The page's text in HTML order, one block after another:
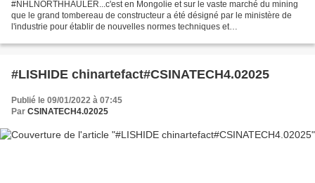
#NHLNORTHHAULER...c'est en Mongolie et sur le vaste marché du mining
que le grand tombereau de constructeur a été désigné par le ministère de
l'industrie pour établir de nouvelles normes techniques et
#LISHIDE chinartefact#CSINATECH4.02025
Publié le 09/01/2022 à 07:45
Par CSINATECH4.02025